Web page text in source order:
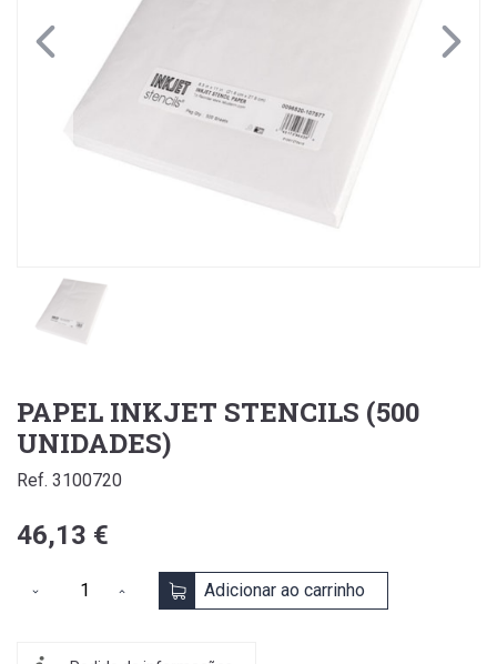
PAPEL INKJET STENCILS (500
UNIDADES)
Ref. 3100720
46,13 €
Adicionar ao carrinho